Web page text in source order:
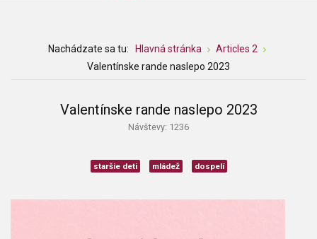
Nachádzate sa tu: Hlavná stránka
Articles 2
Valentínske rande naslepo 2023
Valentínske rande naslepo 2023
Návštevy: 1236
staršie deti mládež dospelí